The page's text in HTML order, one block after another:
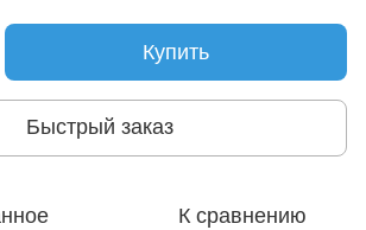
Купить
Быстрый заказ
К сравнению